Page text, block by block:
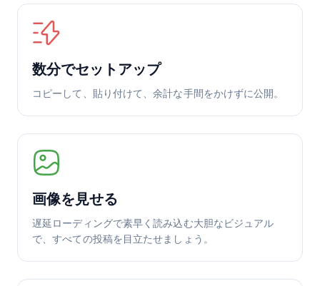
数分でセットアップ
コピーして、貼り付けて、余計な手間をかけずに公開。
画像を見せる
遅延ローディングで素早く読み込む大胆なビジュアル
で、すべての投稿を目立たせましょう。